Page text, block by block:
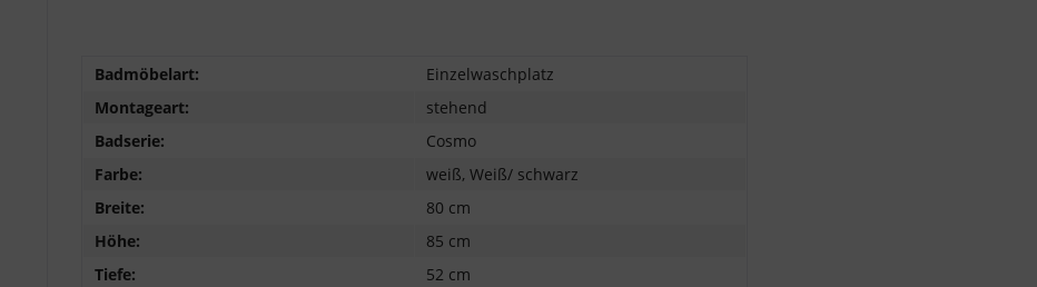
Badmöbelart:
Einzelwaschplatz
Montageart:
stehend
Badserie:
Cosmo
Farbe:
weiß, Weiß/ schwarz
Breite:
80 cm
Höhe:
85 cm
Tiefe:
52 cm